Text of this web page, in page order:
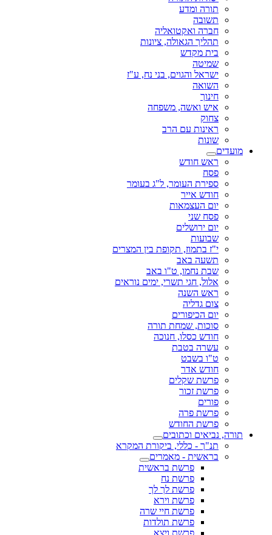
תורה ומדע
תשובה
חברה ואקטואליה
תהליך הגאולה, ציונות
בית מקדש
שמיטה
ישראל והגוים, בני נח, ע"ז
השואה
חינוך
איש ואשה, משפחה
צחוק
ראינות עם הרב
שונות
מועדים
ראש חודש
פסח
ספירת העומר, ל"ג בעומר
חודש אייר
יום העצמאות
פסח שני
יום ירושלים
שבועות
י"ז בתמוז, תקופת בין המצרים
תשעה באב
שבת נחמו, ט"ו באב
אלול, חגי תשרי, ימים נוראים
ראש השנה
צום גדליה
יום הכיפורים
סוכות, שמחת תורה
חודש כסלו, חנוכה
עשרה בטבת
ט"ו בשבט
חודש אדר
פרשת שקלים
פרשת זכור
פורים
פרשת פרה
פרשת החודש
תורה, נביאים וכתובים
תנ"ך - כללי, ביקורת המקרא
בראשית - מאמרים
פרשת בראשית
פרשת נח
פרשת לך לך
פרשת וירא
פרשת חיי שרה
פרשת תולדות